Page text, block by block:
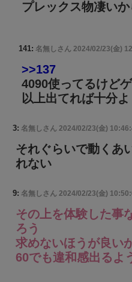
プレックス物凄い
141: 名無しさん 2024/02/23(金)
>>137
4090使ってるけど
以上出てれば十分よ
3: 名無しさん 2024/02/23(金)
それぐらいで動くあ
れない
9: 名無しさん 2024/02/23(金)
その上を体験した事
ろう
求めないほうが良い
60でも違和感出るよ